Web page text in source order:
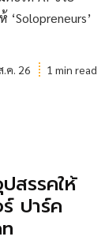
‘Solopreneurs’
.ค. 26 1 min read
สรรคให้
ปาร์ค